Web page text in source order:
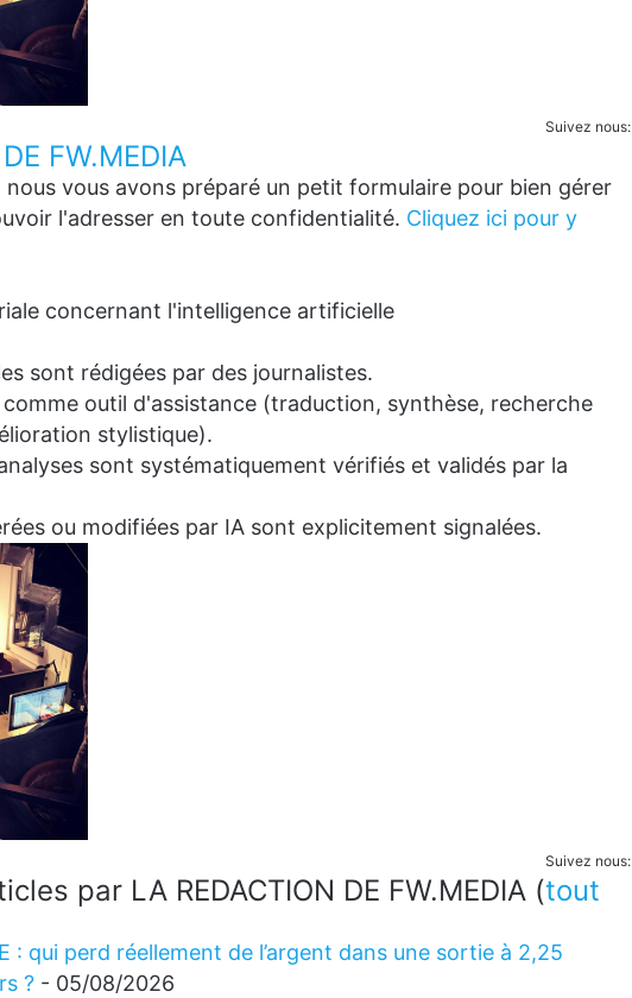
Suivez nous:
FW.MEDIA
vous avons préparé un petit formulaire pour bien gérer
l'adresser en toute confidentialité. Cliquez ici pour y
concernant l'intelligence artificielle
sont rédigées par des journalistes.
comme outil d'assistance (traduction, synthèse, recherche
stylistique).
sont systématiquement vérifiés et validés par la
ou modifiées par IA sont explicitement signalées.
Suivez nous:
par LA REDACTION DE FW.MEDIA (tout
: qui perd réellement de l’argent dans une sortie à 2,25
? - 05/08/2026